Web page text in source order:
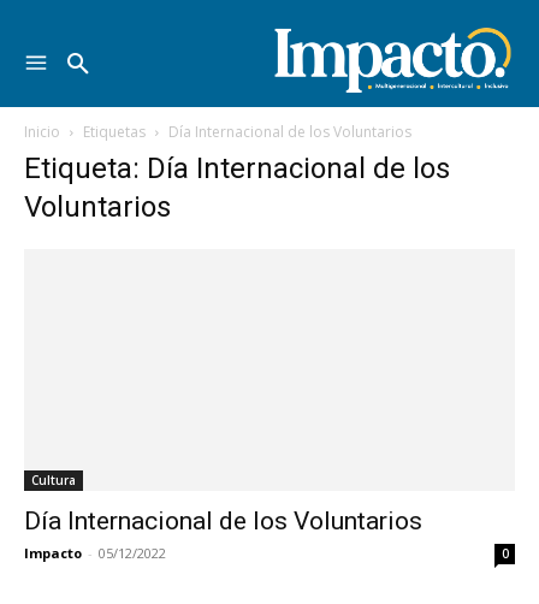
Inicio Etiquetas Día Internacional de los Voluntarios
Etiqueta: Día Internacional de los
Voluntarios
Cultura
Día Internacional de los Voluntarios
Impacto - 05/12/2022 0